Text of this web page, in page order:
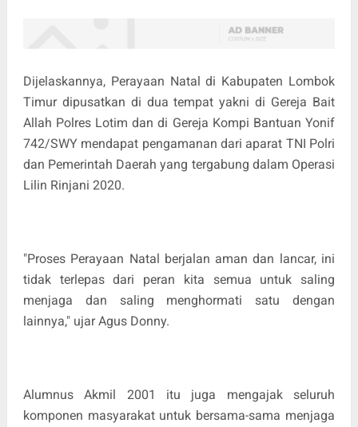
Dijelaskannya, Perayaan Natal di Kabupaten Lombok
Timur dipusatkan di dua tempat yakni di Gereja Bait
Allah Polres Lotim dan di Gereja Kompi Bantuan Yonif
742/SWY mendapat pengamanan dari aparat TNI Polri
dan Pemerintah Daerah yang tergabung dalam Operasi
Lilin Rinjani 2020.
"Proses Perayaan Natal berjalan aman dan lancar, ini
tidak terlepas dari peran kita semua untuk saling
menjaga dan saling menghormati satu dengan
lainnya," ujar Agus Donny.
Alumnus Akmil 2001 itu juga mengajak seluruh
komponen masyarakat untuk bersama-sama menjaga